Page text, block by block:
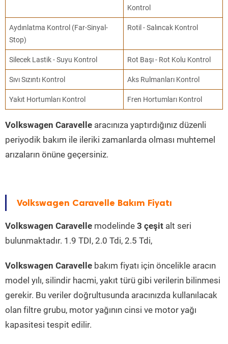
Kontrol
Aydınlatma Kontrol (Far-Sinyal-
Stop)
Rotil - Salıncak Kontrol
Silecek Lastik - Suyu Kontrol Rot Başı - Rot Kolu Kontrol
Sıvı Sızıntı Kontrol Aks Rulmanları Kontrol
Yakıt Hortumları Kontrol Fren Hortumları Kontrol
Volkswagen Caravelle aracınıza yaptırdığınız düzenli
periyodik bakım ile ileriki zamanlarda olması muhtemel
arızaların önüne geçersiniz.
Volkswagen Caravelle Bakım Fiyatı
Volkswagen Caravelle modelinde 3 çeşit alt seri
bulunmaktadır. 1.9 TDI, 2.0 Tdi, 2.5 Tdi,
Volkswagen Caravelle bakım fiyatı için öncelikle aracın
model yılı, silindir hacmi, yakıt türü gibi verilerin bilinmesi
gerekir. Bu veriler doğrultusunda aracınızda kullanılacak
olan filtre grubu, motor yağının cinsi ve motor yağı
kapasitesi tespit edilir.